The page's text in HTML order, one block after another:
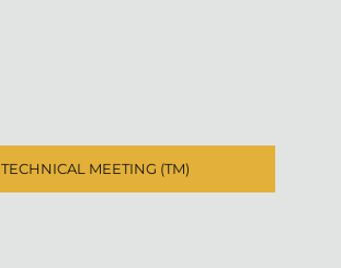
TECHNICAL MEETING (TM)